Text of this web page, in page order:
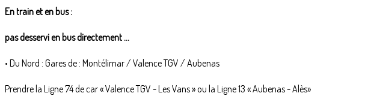
En train et en bus :
pas desservi en bus directement …
• Du Nord : Gares de : Montélimar / Valence TGV / Aubenas
Prendre la Ligne 74 de car « Valence TGV - Les Vans » ou la Ligne 13 « Aubenas - Alès»